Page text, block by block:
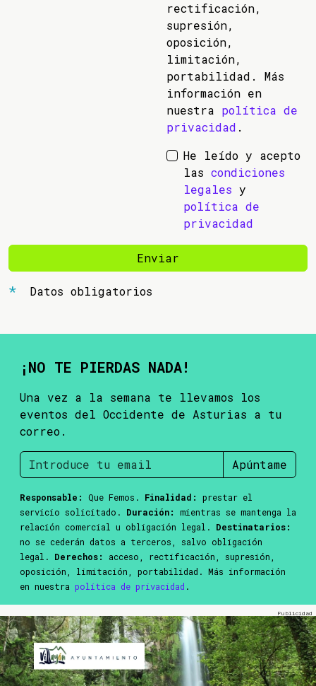
rectificación,
supresión,
oposición,
limitación,
portabilidad. Más
información en
nuestra política de
privacidad .
He leído y acepto
las condiciones
legales y
política de
privacidad
Enviar
Datos obligatorios
¡NO TE PIERDAS NADA!
Una vez a la semana te llevamos los
eventos del Occidente de Asturias a tu
correo.
Apúntame
Responsable: Que Femos. Finalidad:
prestar el
servicio solicitado. Duración:
mientras se mantenga la
relación comercial u obligación legal. Destinatarios:
no se cederán datos a terceros, salvo obligación
legal. Derechos:
acceso, rectificación, supresión,
oposición, limitación, portabilidad. Más información
en nuestra política de privacidad .